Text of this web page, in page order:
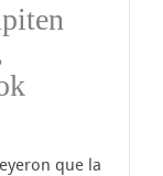
que la